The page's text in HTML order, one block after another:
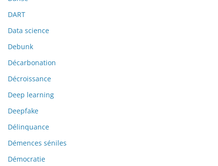
DART
Data science
Debunk
Décarbonation
Décroissance
Deep learning
Deepfake
Délinquance
Démences séniles
Démocratie